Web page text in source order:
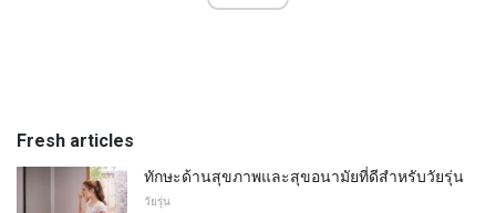
Fresh articles
ทักษะด้านสุขภาพและสุขอนามัยที่ดีสำหรับวัยรุ่น
วัยรุ่น